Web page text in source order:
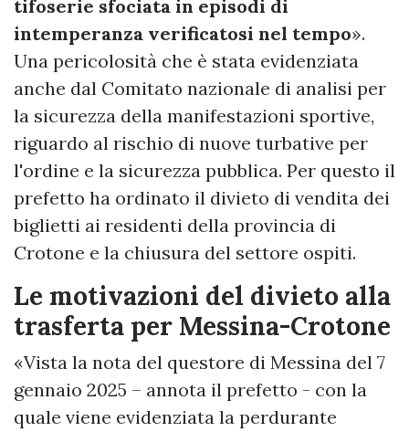
tifoserie sfociata in episodi di
intemperanza verificatosi nel tempo».
Una pericolosità che è stata evidenziata
anche dal Comitato nazionale di analisi per
la sicurezza della manifestazioni sportive,
riguardo al rischio di nuove turbative per
l'ordine e la sicurezza pubblica. Per questo il
prefetto ha ordinato il divieto di vendita dei
biglietti ai residenti della provincia di
Crotone e la chiusura del settore ospiti.
Le motivazioni del divieto alla
trasferta per Messina-Crotone
«Vista la nota del questore di Messina del 7
gennaio 2025 – annota il prefetto - con la
quale viene evidenziata la perdurante